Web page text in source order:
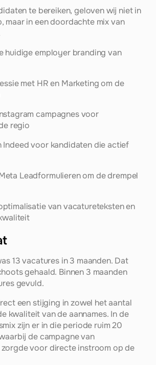
te bereiken, geloven wij niet in
maar in een doordachte mix van
huidige employer branding van
met HR en Marketing om de
campagnes voor
regio
Indeed voor kandidaten die actief
Leadformulieren om de drempel
van vacatureteksten en
13 vacatures in 3 maanden. Dat
gehaald. Binnen 3 maanden
gevuld.
een stijging in zowel het aantal
kwaliteit van de aannames. In de
zijn er in die periode ruim 20
de campagne van
voor directe instroom op de